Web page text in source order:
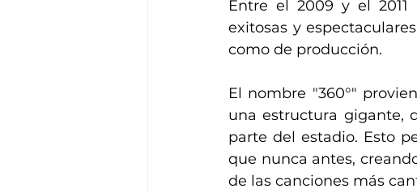
Entre el 2009 y el
exitosas y
como de producción.
El nombre "360°"
una estructura gigante,
parte del estadio. Esto
que nunca antes,
de las canciones más